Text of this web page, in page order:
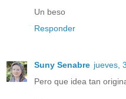
Un beso
Responder
Suny Senabre jueves,
Pero que idea tan